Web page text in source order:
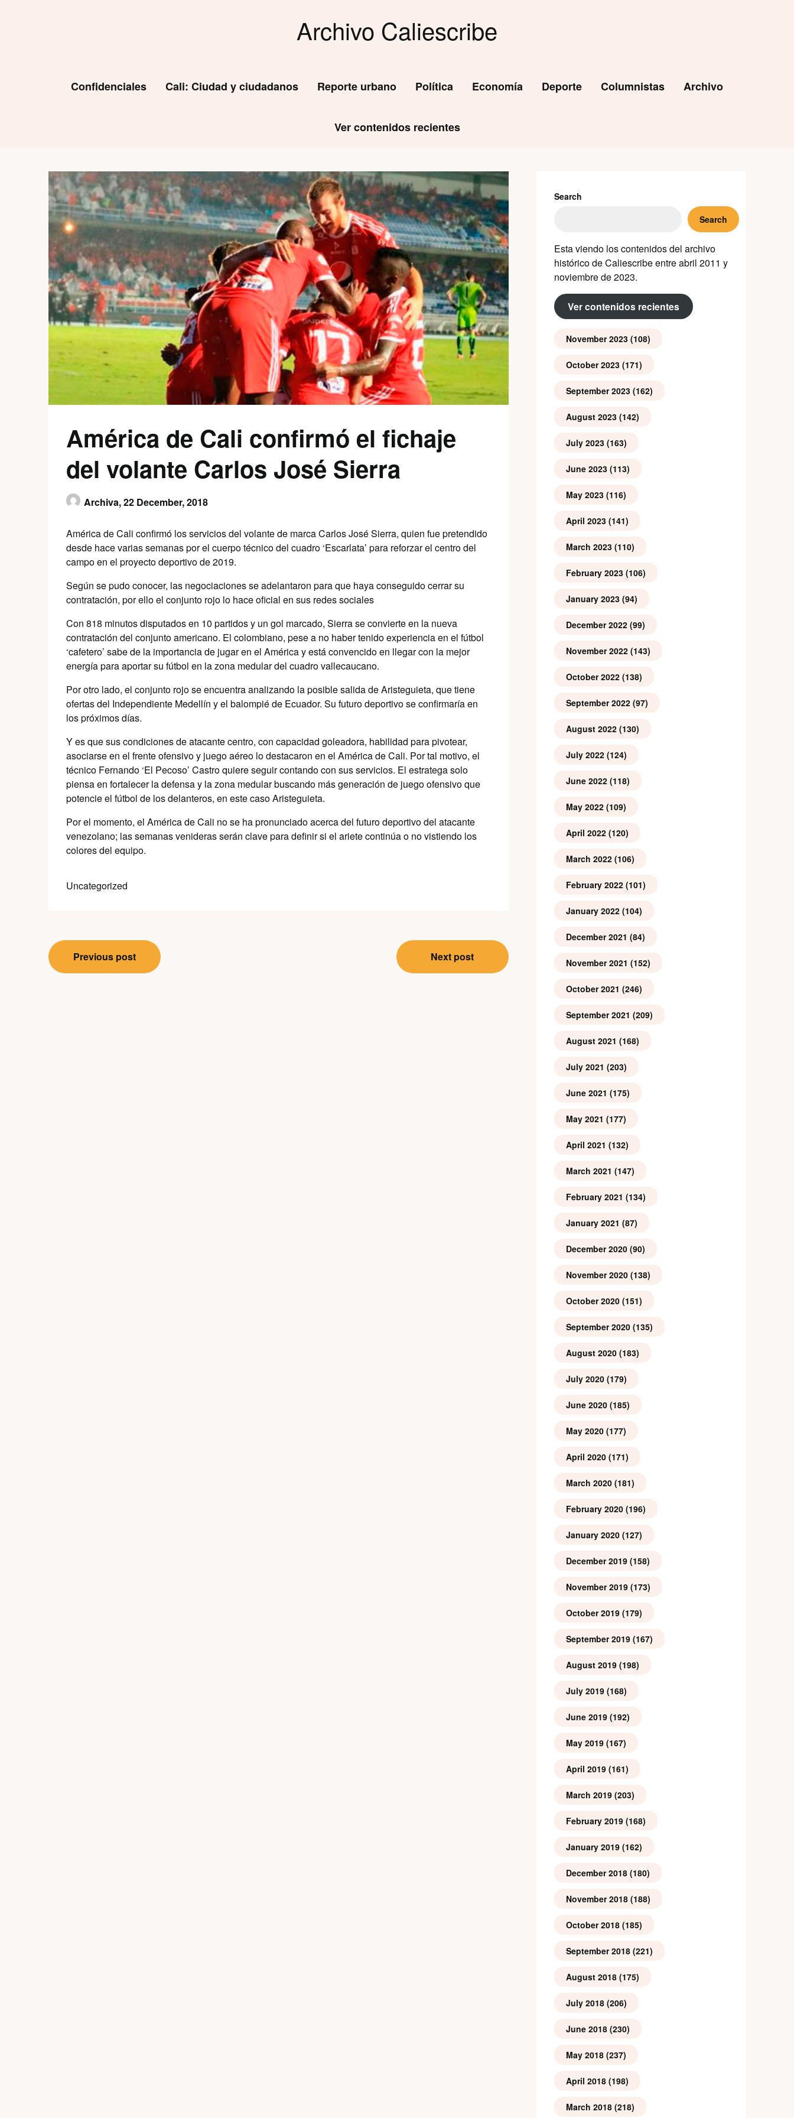
Archivo Caliescribe
Confidenciales Cali: Ciudad y ciudadanos Reporte urbano Política Economía Deporte Columnistas Archivo
Ver contenidos recientes
América de Cali confirmó el fichaje
del volante Carlos José Sierra
Archiva,22 December, 2018
América de Cali confirmó los servicios del volante de marca Carlos José Sierra, quien fue pretendido
desde hace varias semanas por el cuerpo técnico del cuadro ‘Escarlata’ para reforzar el centro del
campo en el proyecto deportivo de 2019.
Según se pudo conocer, las negociaciones se adelantaron para que haya conseguido cerrar su
contratación, por ello el conjunto rojo lo hace oficial en sus redes sociales
Con 818 minutos disputados en 10 partidos y un gol marcado, Sierra se convierte en la nueva
contratación del conjunto americano. El colombiano, pese a no haber tenido experiencia en el fútbol
‘cafetero’ sabe de la importancia de jugar en el América y está convencido en llegar con la mejor
energía para aportar su fútbol en la zona medular del cuadro vallecaucano.
Por otro lado, el conjunto rojo se encuentra analizando la posible salida de Aristeguieta, que tiene
ofertas del Independiente Medellín y el balompié de Ecuador. Su futuro deportivo se confirmaría en
los próximos días.
Y es que sus condiciones de atacante centro, con capacidad goleadora, habilidad para pivotear,
asociarse en el frente ofensivo y juego aéreo lo destacaron en el América de Cali. Por tal motivo, el
técnico Fernando ‘El Pecoso’ Castro quiere seguir contando con sus servicios. El estratega solo
piensa en fortalecer la defensa y la zona medular buscando más generación de juego ofensivo que
potencie el fútbol de los delanteros, en este caso Aristeguieta.
Por el momento, el América de Cali no se ha pronunciado acerca del futuro deportivo del atacante
venezolano; las semanas venideras serán clave para definir si el ariete continúa o no vistiendo los
colores del equipo.
Uncategorized
Post
navigation
Previous post Next post
Search
Search
Esta viendo los contenidos del archivo
histórico de Caliescribe entre abril 2011 y
noviembre de 2023.
Ver contenidos recientes
November 2023(108)
October 2023(171)
September 2023(162)
August 2023(142)
July 2023(163)
June 2023(113)
May 2023(116)
April 2023(141)
March 2023(110)
February 2023(106)
January 2023(94)
December 2022(99)
November 2022(143)
October 2022(138)
September 2022(97)
August 2022(130)
July 2022(124)
June 2022(118)
May 2022(109)
April 2022(120)
March 2022(106)
February 2022(101)
January 2022(104)
December 2021 (84)
November 2021 (152)
October 2021 (246)
September 2021 (209)
August 2021 (168)
July 2021 (203)
June 2021 (175)
May 2021 (177)
April 2021 (132)
March 2021 (147)
February 2021 (134)
January 2021 (87)
December 2020(90)
November 2020(138)
October 2020(151)
September 2020(135)
August 2020(183)
July 2020(179)
June 2020(185)
May 2020(177)
April 2020(171)
March 2020(181)
February 2020(196)
January 2020(127)
December 2019(158)
November 2019(173)
October 2019(179)
September 2019(167)
August 2019(198)
July 2019(168)
June 2019(192)
May 2019(167)
April 2019(161)
March 2019(203)
February 2019(168)
January 2019(162)
December 2018(180)
November 2018(188)
October 2018(185)
September 2018(221)
August 2018(175)
July 2018(206)
June 2018(230)
May 2018(237)
April 2018(198)
March 2018(218)